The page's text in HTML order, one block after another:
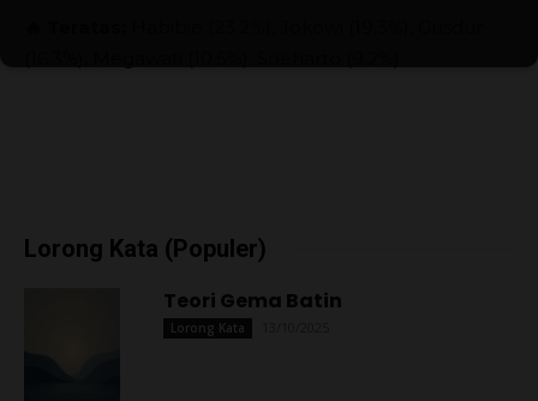
Lorong Kata (Populer)
Teori Gema Batin
Lorong Kata